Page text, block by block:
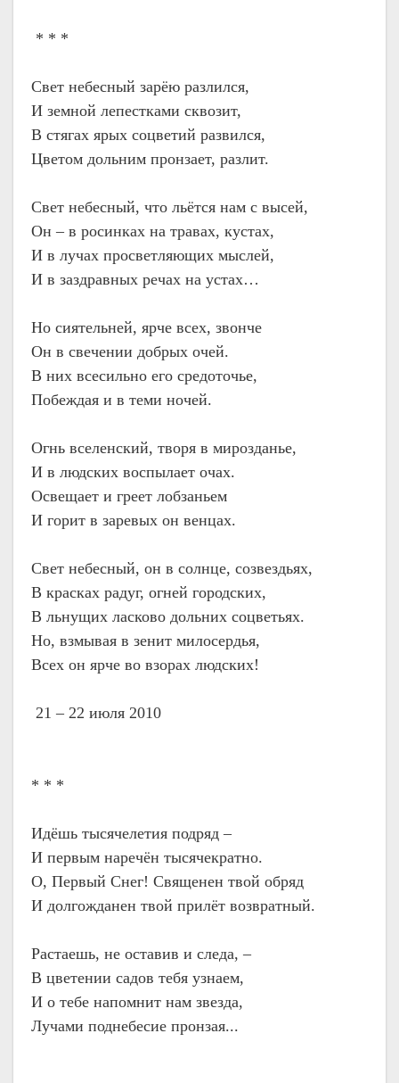
* * *
Свет небесный зарёю разлился,
И земной лепестками сквозит,
В стягах ярых соцветий развился,
Цветом дольним пронзает, разлит.
Свет небесный, что льётся нам с высей,
Он – в росинках на травах, кустах,
И в лучах просветляющих мыслей,
И в заздравных речах на устах…
Но сиятельней, ярче всех, звонче
Он в свечении добрых очей.
В них всесильно его средоточье,
Побеждая и в теми ночей.
Огнь вселенский, творя в мирозданье,
И в людских воспылает очах.
Освещает и греет лобзаньем
И горит в заревых он венцах.
Свет небесный, он в солнце, созвездьях,
В красках радуг, огней городских,
В льнущих ласково дольних соцветьях.
Но, взмывая в зенит милосердья,
Всех он ярче во взорах людских!
21 – 22 июля 2010
* * *
Идёшь тысячелетия подряд –
И первым наречён тысячекратно.
О, Первый Снег! Священен твой обряд
И долгожданен твой прилёт возвратный.
Растаешь, не оставив и следа, –
В цветении садов тебя узнаем,
И о тебе напомнит нам звезда,
Лучами поднебесие пронзая...